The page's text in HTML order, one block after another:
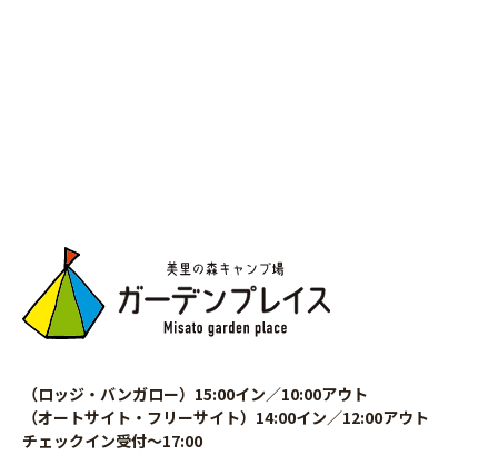
（ロッジ・バンガロー）15:00イン／10:00アウト
（オートサイト・フリーサイト）14:00イン／12:00アウト
チェックイン受付〜17:00